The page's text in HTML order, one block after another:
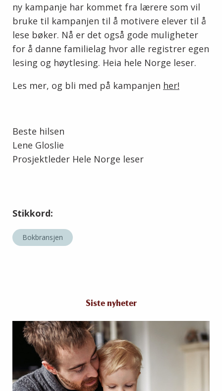
ny kampanje har kommet fra lærere som vil
bruke til kampanjen til å motivere elever til å
lese bøker. Nå er det også gode muligheter
for å danne familielag hvor alle registrer egen
lesing og høytlesing. Heia hele Norge leser.
Les mer, og bli med på kampanjen her!
Beste hilsen
Lene Gloslie
Prosjektleder Hele Norge leser
Stikkord:
Bokbransjen
Siste nyheter